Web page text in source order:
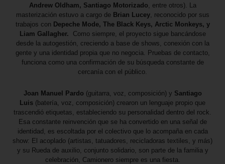
Andrew Oldham, Santiago Motorizado, entre otros). La
masterización estuvo a cargo de Brian Lucey, reconocido por sus
trabajos con Depeche Mode, The Black Keys, Arctic Monkeys, y
Liam Gallagher. Como siempre, el proyecto sigue bancándose
desde la autogestión, creciendo a base de shows, conexión con la
gente y una identidad propia que no negocia. Pruebas de contacto,
funciona como una confirmación de su búsqueda constante de
cercanía con el público.
Joan Manuel Pardo (guitarra, voz, composición) y Santiago
Luis (batería, voz, composición) crearon un lenguaje propio que
trascendió etiquetas, estableciendo su personalidad dentro del rock.
Esa constante reinvención que se ha convertido en una señal de
identidad, es escoltada por el colectivo que lo acompaña en cada
show: El acoplado (artistas, tatuadores, recicladoras textiles, y más)
y su Rueda de auxilio, conjunto solidario, son parte de la familia y
celebración, Camionero siempre es una fiesta.